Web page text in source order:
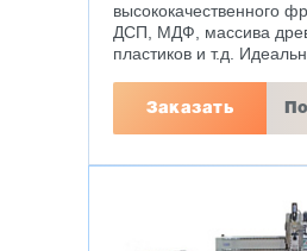
высококачественного
ДСП, МДФ, массива
пластиков и т.д.
Заказать